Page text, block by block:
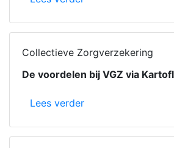
Collectieve Zorgverzekering
De voordelen bij VGZ via
Lees verder